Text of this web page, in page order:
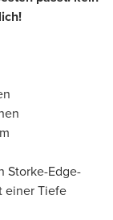
Storke-Edge-
einer Tiefe